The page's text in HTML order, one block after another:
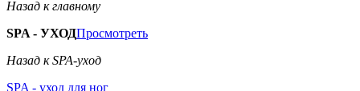
Назад к главному
SPA - УХОДПросмотреть
Назад к SPA-уход
SPA - уход для ног